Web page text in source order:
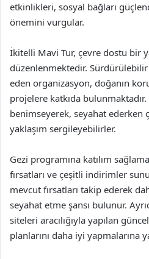
etkinlikleri, sosyal bağları
önemini vurgular.
İkitelli Mavi Tur, çevre dostu bir
düzenlenmektedir. Sürdürülebilir
eden organizasyon, doğanın
projelere katkıda bulunmaktadır.
benimseyerek, seyahat ederken
yaklaşım sergileyebilirler.
Gezi programına katılım
fırsatları ve çeşitli indirimler
mevcut fırsatları takip ederek
seyahat etme şansı bulunur.
siteleri aracılığıyla yapılan
planlarını daha iyi yapmalarına